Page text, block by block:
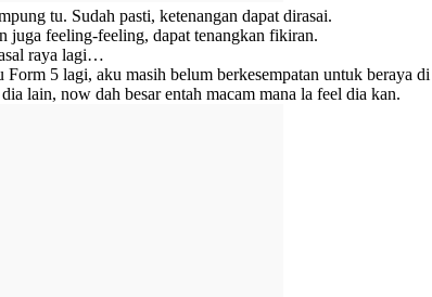
tu. Sudah pasti, ketenangan dapat dirasai.
juga feeling-feeling, dapat tenangkan fikiran.
raya lagi…
5 lagi, aku masih belum berkesempatan untuk beraya
lain, now dah besar entah macam mana la feel dia kan.